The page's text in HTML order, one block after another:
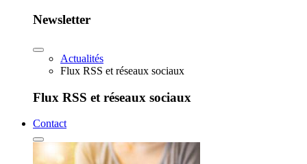
Newsletter
Actualités
Flux RSS et réseaux sociaux
Flux RSS et réseaux sociaux
Contact